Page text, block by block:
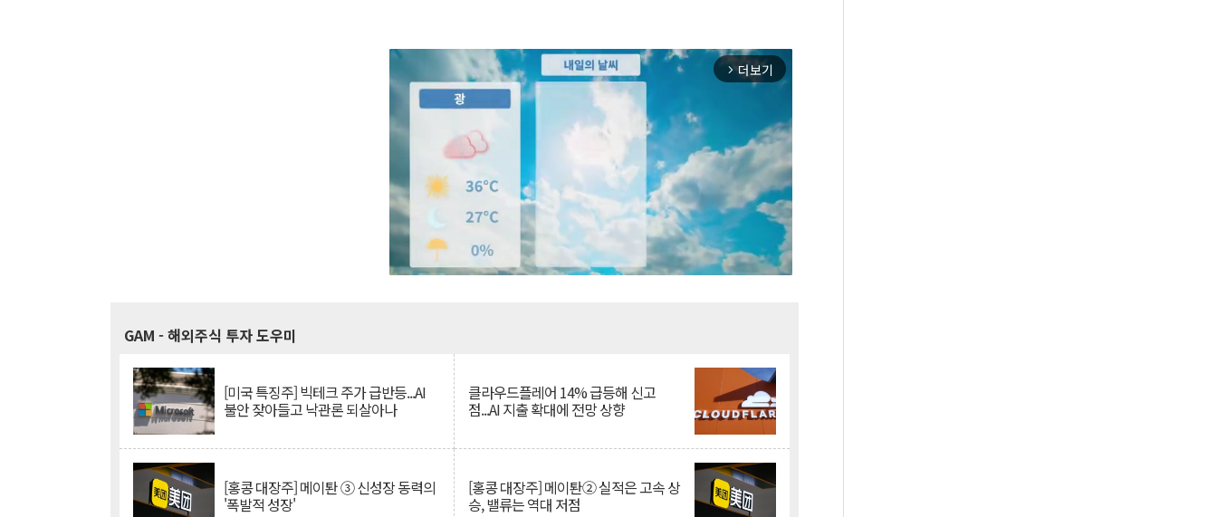
arrow_forward_ios 더보기
GAM - 해외주식 투자 도우미
[미국 특징주] 빅테크 주가 급반등...AI
불안 잦아들고 낙관론 되살아나
클라우드플레어 14% 급등해 신고
점...AI 지출 확대에 전망 상향
[홍콩 대장주] 메이퇀 ③ 신성장 동력의
'폭발적 성장'
[홍콩 대장주] 메이퇀② 실적은 고속 상
승, 밸류는 역대 저점